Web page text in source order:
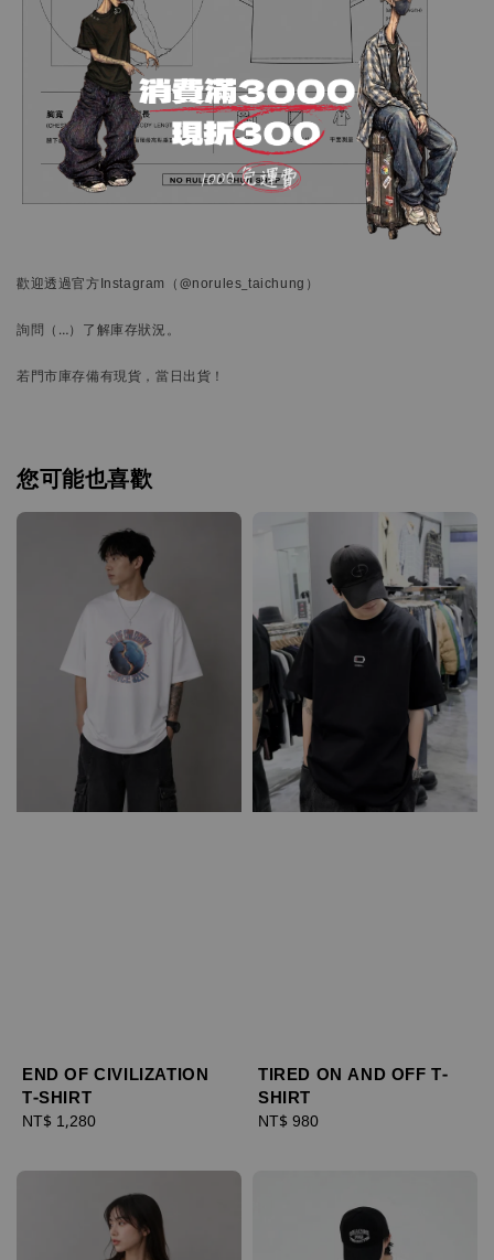
歡迎透過官方Instagram （@norules_taichung）
詢問 （…） 了解庫存狀況。
若門市庫存備有現貨，當日出貨！
您可能也喜歡
END OF CIVILIZATION
T-SHIRT
Regular
NT$ 1,280
TIRED ON AND OFF T-
SHIRT
Regular
NT$ 980